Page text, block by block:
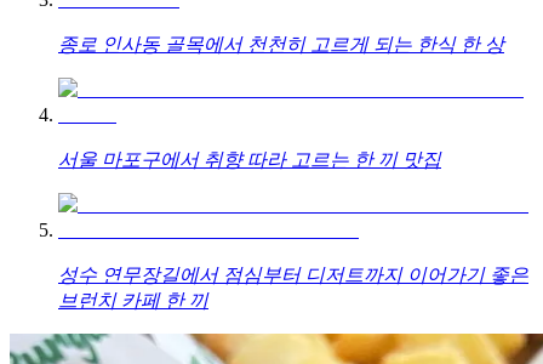
종로 인사동 골목에서 천천히 고르게 되는 한식 한 상
서울 마포구에서 취향 따라 고르는 한 끼 맛집
성수 연무장길에서 점심부터 디저트까지 이어가기 좋은
브런치 카페 한 끼